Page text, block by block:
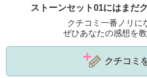
ストーンセット01にはまだ
クチコミ一番ノリに
ぜひあなたの感想を教
クチコミ